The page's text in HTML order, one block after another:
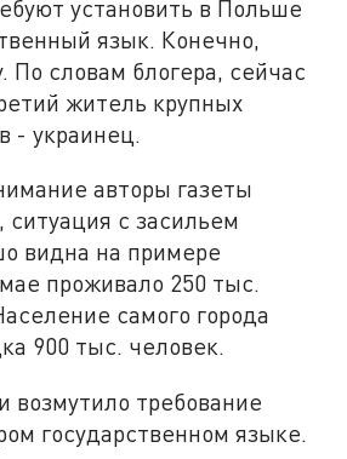
установить в Польше
язык. Конечно,
По словам блогера, сейчас
житель крупных
- украинец.
авторы газеты
ситуация с засильем
видна на примере
проживало 250 тыс.
самого города
900 тыс. человек.
требование
государственном языке.